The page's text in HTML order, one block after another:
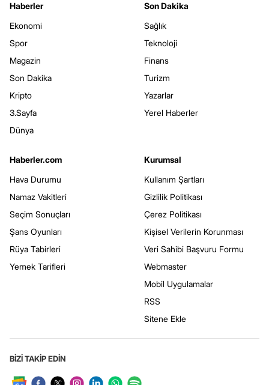
Haberler
Ekonomi
Spor
Magazin
Son Dakika
Kripto
3.Sayfa
Dünya
Son Dakika
Sağlık
Teknoloji
Finans
Turizm
Yazarlar
Yerel Haberler
Haberler.com
Hava Durumu
Namaz Vakitleri
Seçim Sonuçları
Şans Oyunları
Rüya Tabirleri
Yemek Tarifleri
Kurumsal
Kullanım Şartları
Gizlilik Politikası
Çerez Politikası
Kişisel Verilerin Korunması
Veri Sahibi Başvuru Formu
Webmaster
Mobil Uygulamalar
RSS
Sitene Ekle
BİZİ TAKİP EDİN